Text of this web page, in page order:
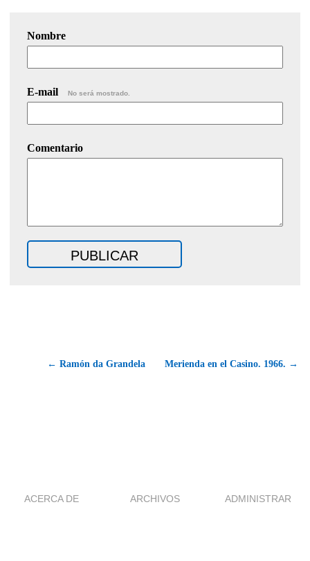
Nombre
E-mail No será mostrado.
Comentario
← Ramón da Grandela Merienda en el Casino. 1966. →
ACERCA DE ARCHIVOS ADMINISTRAR